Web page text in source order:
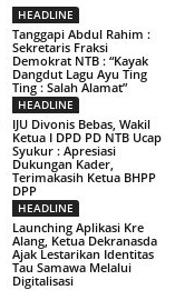
HEADLINE
Tanggapi Abdul Rahim :
Sekretaris Fraksi
Demokrat NTB : “Kayak
Dangdut Lagu Ayu Ting
Ting : Salah Alamat”
HEADLINE
IJU Divonis Bebas, Wakil
Ketua I DPD PD NTB Ucap
Syukur : Apresiasi
Dukungan Kader,
Terimakasih Ketua BHPP
DPP
HEADLINE
Launching Aplikasi Kre
Alang, Ketua Dekranasda
Ajak Lestarikan Identitas
Tau Samawa Melalui
Digitalisasi